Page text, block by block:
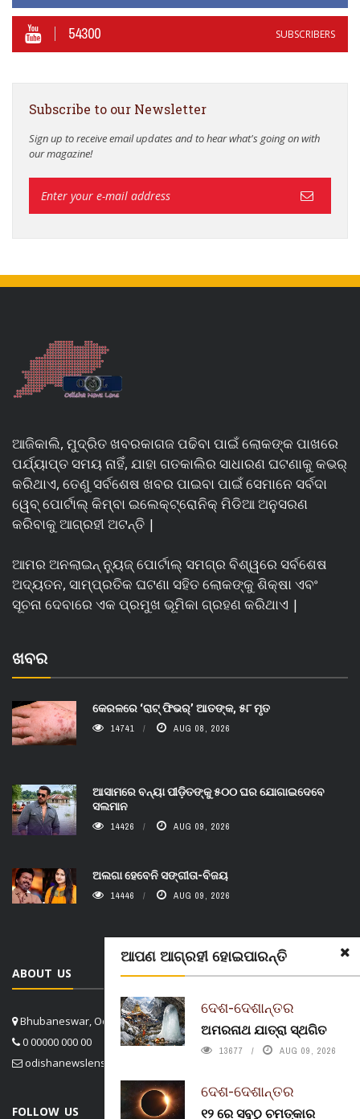
ଆପଣ ଆଗ୍ରହୀ ହୋଇପାରନ୍ତି
ଦେଶ-ଦେଶାନ୍ତର
ଅମରନାଥ ଯାତ୍ରା ସ୍ଥଗିତ
13677 AUG 09, 2026
ଦେଶ-ଦେଶାନ୍ତର
୧୨ ରେ ସବୁଠୁ ଚମତ୍କାର
54300 SUBSCRIBERS
Subscribe to our Newsletter
Sign up to receive email updates and to hear what's going on with
our magazine!
ଆଜିକାଲି, ମୁଦ୍ରିତ ଖବରକାଗଜ ପଢିବା ପାଇଁ ଲୋକଙ୍କ ପାଖରେ
ପର୍ଯ୍ୟାପ୍ତ ସମୟ ନାହିଁ, ଯାହା ଗତକାଲିର ସାଧାରଣ ଘଟଣାକୁ କଭର୍
କରିଥାଏ, ତେଣୁ ସର୍ବଶେଷ ଖବର ପାଇବା ପାଇଁ ସେମାନେ ସର୍ବଦା
ୱେବ୍ ପୋର୍ଟାଲ୍ କିମ୍ବା ଇଲେକ୍ଟ୍ରୋନିକ୍ ମିଡିଆ ଅନୁସରଣ
କରିବାକୁ ଆଗ୍ରହୀ ଅଟନ୍ତି |
ଆମର ଅନଲାଇନ୍ ନ୍ୟୁଜ୍ ପୋର୍ଟାଲ୍ ସମଗ୍ର ବିଶ୍ୱରେ ସର୍ବଶେଷ
ଅଦ୍ୟତନ, ସାମ୍ପ୍ରତିକ ଘଟଣା ସହିତ ଲୋକଙ୍କୁ ଶିକ୍ଷା ଏବଂ
ସୂଚନା ଦେବାରେ ଏକ ପ୍ରମୁଖ ଭୂମିକା ଗ୍ରହଣ କରିଥାଏ |
ଖବର
କେରଳରେ ‘ରାଟ୍ ଫିଭର୍’ ଆତଙ୍କ, ୫୮ ମୃତ
14741 AUG 08, 2026
ଆସାମରେ ବନ୍ୟା ପୀଡ଼ିତଙ୍କୁ ୫୦୦ ଘର ଯୋଗାଇଦେବେ
ସଲମାନ
14426 AUG 09, 2026
ଅଲଗା ହେବେନି ସଙ୍ଗୀତା-ବିଜୟ
14446 AUG 09, 2026
ABOUT US
Bhubaneswar, Odisha, India
0 00000 000 00
odishanewslens@gmail.com
FOLLOW US